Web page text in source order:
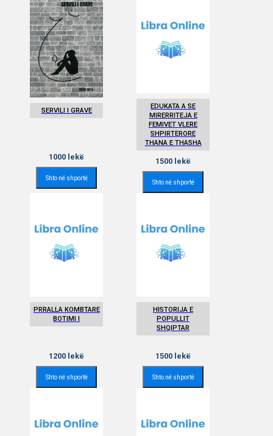
SERVILI I GRAVE
1000 lekë
Shto në shportë
EDUKATA A SE
MIRERRITEJA E
FEMIVET VLERE
SHPIRTERORE
THANA E THASHA
1500 lekë
Shto në shportë
PRRALLA KOMBTARE
BOTIMI I
1200 lekë
Shto në shportë
HISTORIJA E
POPULLIT
SHQIPTAR
1500 lekë
Shto në shportë